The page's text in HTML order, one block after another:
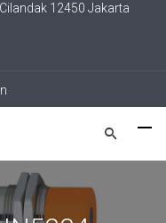
12450 Jakarta